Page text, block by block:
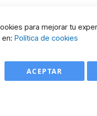
para mejorar tu
Política de cookies
ACEPTAR